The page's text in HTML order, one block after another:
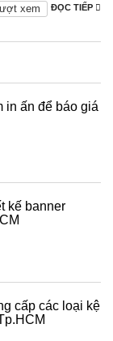
ĐỌC TIẾP
xem
in ấn để báo giá
kế banner
cấp các loại kệ